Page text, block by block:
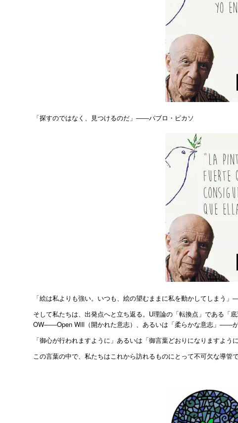
「探すのではなく、見つけるのだ」――パブロ・ピカソ
「絵は私よりも強い。いつも、絵の望むままに私を動かしてしまう」
そして私たちは、出発点へと立ち返る。U理論の「転換点」である「
OW――Open Will（開かれた意志）、あるいは「柔らかな意志」――が
「御心が行われますように」あるいは「御言葉どおりになりますように
この言葉の中で、私たちはこれから訪れるものにとって不可欠な導管